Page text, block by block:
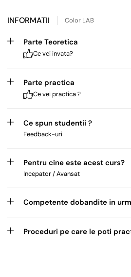
INFORMATII Color LAB
Parte Teoretica
Ce vei invata?
Parte practica
Ce vei practica ?
Ce spun studentii ?
Feedback-uri
Pentru cine este acest curs?
Incepator / Avansat
Competente dobandite in
Proceduri pe care le poti